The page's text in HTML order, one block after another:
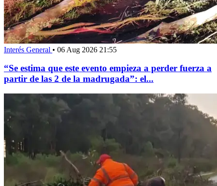
Interés General • 06 Aug 2026 21:55
“Se estima que este evento empieza a perder fuerza a
partir de las 2 de la madrugada”: el...